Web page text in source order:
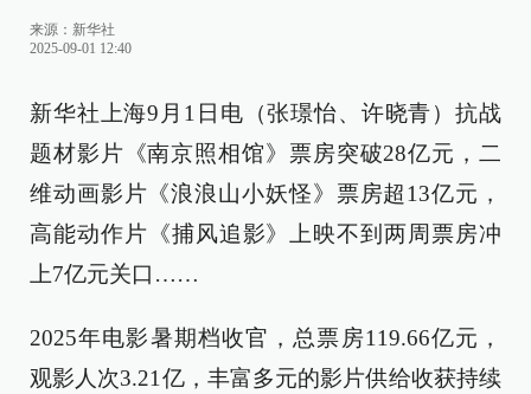
来源： 新华社
2025-09-01 12:40
新华社上海9月1日电（张璟怡、许晓青）抗战
题材影片《南京照相馆》票房突破28亿元，二
维动画影片《浪浪山小妖怪》票房超13亿元，
高能动作片《捕风追影》上映不到两周票房冲
上7亿元关口……
2025年电影暑期档收官，总票房119.66亿元，
观影人次3.21亿，丰富多元的影片供给收获持续